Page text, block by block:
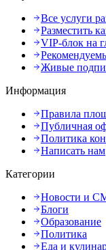
Все услуги
Разместить
VIP-блок на
Живые
Информация
Правила
Публичная
Политика
Написать нам
Категории
Новости и
Блоги
Образование
Политика
Еда и